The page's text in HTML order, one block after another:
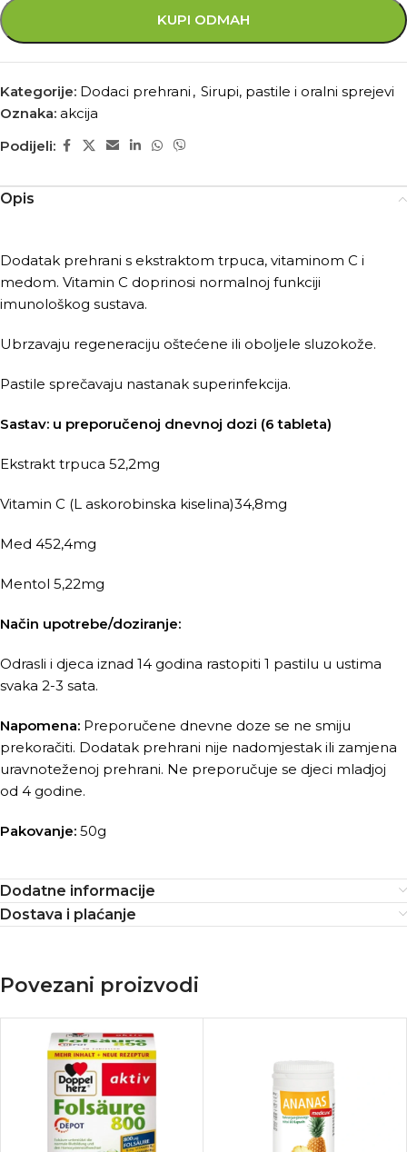
KUPI ODMAH
Kategorije: Dodaci prehrani , Sirupi, pastile i oralni sprejevi
Oznaka: akcija
Podijeli:
Opis
Dodatak prehrani s ekstraktom trpuca, vitaminom C i
medom. Vitamin C doprinosi normalnoj funkciji
imunološkog sustava.
Ubrzavaju regeneraciju oštećene ili oboljele sluzokože.
Pastile sprečavaju nastanak superinfekcija.
Sastav: u preporučenoj dnevnoj dozi (6 tableta)
Ekstrakt trpuca 52,2mg
Vitamin C (L askorobinska kiselina)34,8mg
Med 452,4mg
Mentol 5,22mg
Način upotrebe/doziranje:
Odrasli i djeca iznad 14 godina rastopiti 1 pastilu u ustima
svaka 2-3 sata.
Napomena: Preporučene dnevne doze se ne smiju
prekoračiti. Dodatak prehrani nije nadomjestak ili zamjena
uravnoteženoj prehrani. Ne preporučuje se djeci mladjoj
od 4 godine.
Pakovanje: 50g
Dodatne informacije
Dostava i plaćanje
Povezani proizvodi